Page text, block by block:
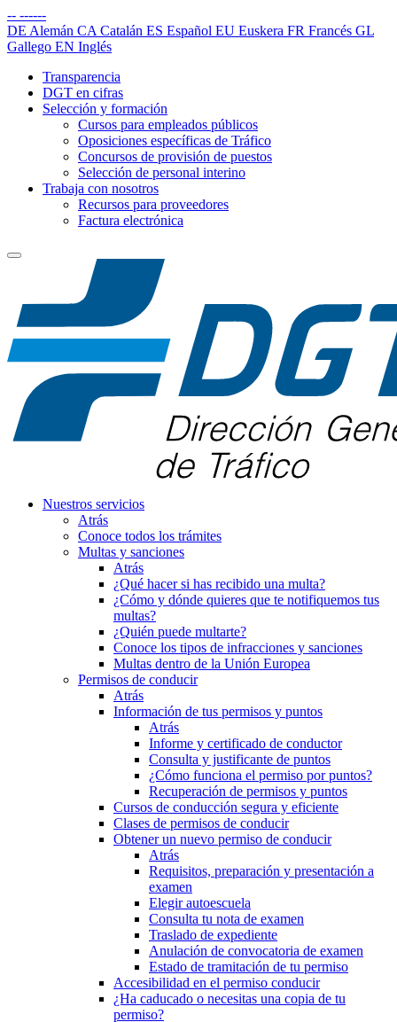
-- ------
DE Alemán CA Catalán ES Español EU Euskera FR Francés GL
Gallego EN Inglés
Transparencia
DGT en cifras
Selección y formación
Cursos para empleados públicos
Oposiciones específicas de Tráfico
Concursos de provisión de puestos
Selección de personal interino
Trabaja con nosotros
Recursos para proveedores
Factura electrónica
Nuestros servicios
Atrás
Conoce todos los trámites
Multas y sanciones
Atrás
¿Qué hacer si has recibido una multa?
¿Cómo y dónde quieres que te notifiquemos tus
multas?
¿Quién puede multarte?
Conoce los tipos de infracciones y sanciones
Multas dentro de la Unión Europea
Permisos de conducir
Atrás
Información de tus permisos y puntos
Atrás
Informe y certificado de conductor
Consulta y justificante de puntos
¿Cómo funciona el permiso por puntos?
Recuperación de permisos y puntos
Cursos de conducción segura y eficiente
Clases de permisos de conducir
Obtener un nuevo permiso de conducir
Atrás
Requisitos, preparación y presentación a
examen
Elegir autoescuela
Consulta tu nota de examen
Traslado de expediente
Anulación de convocatoria de examen
Estado de tramitación de tu permiso
Accesibilidad en el permiso conducir
¿Ha caducado o necesitas una copia de tu
permiso?